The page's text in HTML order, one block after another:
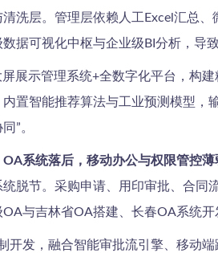
洗层。管理层依赖人工Excel汇总
据可视化中枢与企业级BI分析，导
展示管理系统+全数字化平台，构
置智能推荐算法与工业预测模型
”。
系统落后，移动办公与权限管控薄
脱节。采购申请、用印审批、合
与吉林省OA搭建、长春OA系统
开发，融合智能审批流引擎、移动